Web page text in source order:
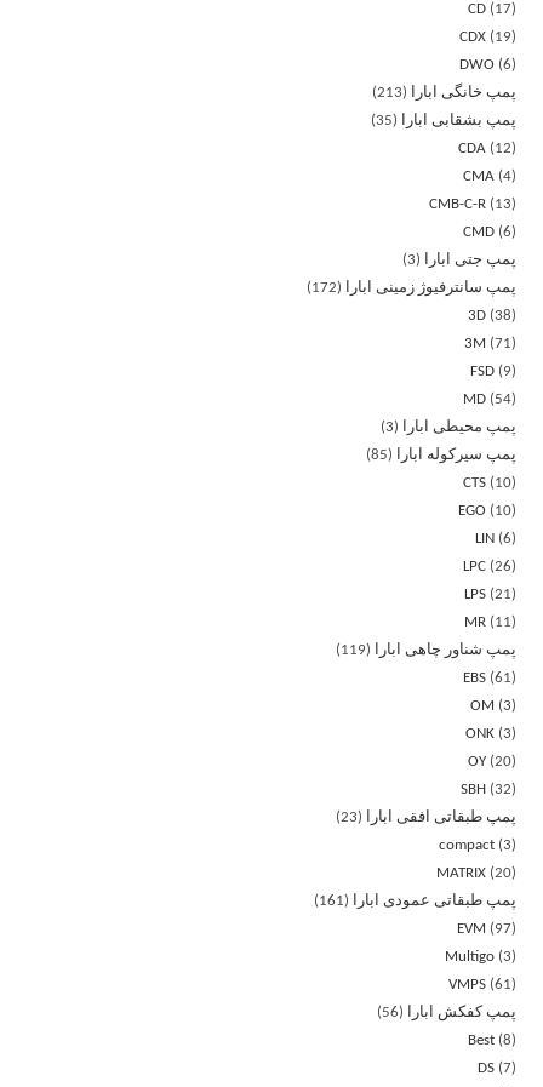
CD
17
CDX
19
DWO
6
پمپ خانگی ابارا
213
پمپ بشقابی ابارا
35
CDA
12
CMA 4
CMB-C-R
13
CMD 6
پمپ جتی ابارا
3
پمپ سانترفیوژ زمینی ابارا
172
3D 38
3M
71
FSD
9
MD
54
پمپ محیطی ابارا
3
پمپ سیرکوله ابارا
85
CTS
10
EGO
10
LIN
6
LPC 26
LPS 21
MR
11
پمپ شناور چاهی ابارا
119
EBS 61
OM
3
ONK 3
OY 20
SBH
32
پمپ طبقاتی افقی ابارا
23
compact 3
MATRIX 20
پمپ طبقاتی عمودی ابارا
161
EVM
97
Multigo 3
VMPS 61
پمپ کفکش ابارا
56
Best 8
DS 7